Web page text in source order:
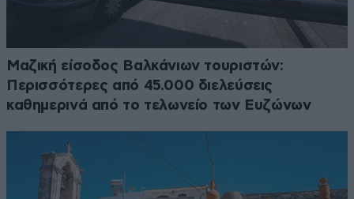
Μαζική είσοδος Βαλκάνιων τουριστών:
Περισσότερες από 45.000 διελεύσεις
καθημερινά από το τελωνείο των Ευζώνων